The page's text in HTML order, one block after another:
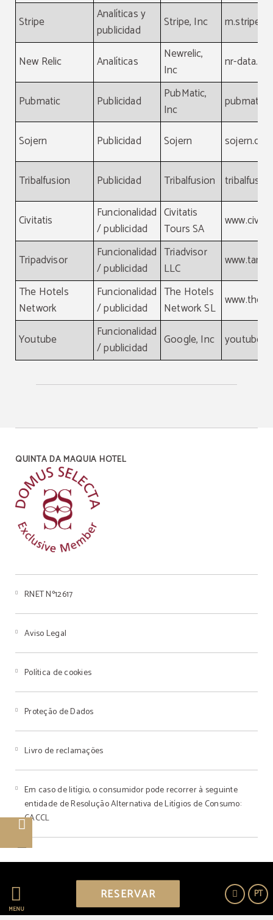
MENU
PT
RESERVAR
Stripe
Analíticas y
publicidad
Stripe, Inc
New Relic Analíticas
Newrelic,
Inc
nr-data.net
Pubmatic Publicidad
PubMatic,
Inc
Sojern Publicidad Sojern
Tribalfusion Publicidad Tribalfusion
Civitatis
Funcionalidad
/ publicidad
Civitatis
Tours SA
Tripadvisor
Funcionalidad
/ publicidad
Triadvisor
LLC
The Hotels
Network
Funcionalidad
/ publicidad
The Hotels
Network SL
Youtube
Funcionalidad
/ publicidad
Google, Inc
QUINTA DA MAQUIA HOTEL
RNET Nº12617
Aviso Legal
Política de cookies
Proteção de Dados
Livro de reclamações
Em caso de litígio, o consumidor pode recorrer à seguinte
entidade de Resolução Alternativa de Litígios de Consumo:
CACCL
Powered by Keytel